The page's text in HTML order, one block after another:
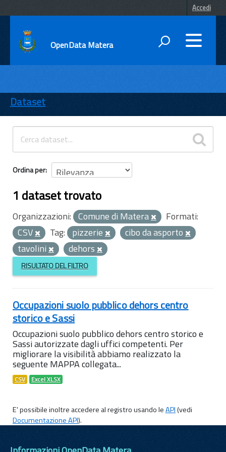
Accedi
OpenData Matera
ENTI
TEMI
INFORMAZIONI
Dataset
Ordina per
1 dataset trovato
Organizzazioni: Comune di Matera
Formati:
CSV
Tag: pizzerie
cibo da asporto
tavolini
dehors
RISULTATO DEL FILTRO
Occupazioni suolo pubblico dehors centro
storico e Sassi
Occupazioni suolo pubblico dehors centro storico e
Sassi autorizzate dagli uffici competenti. Per
migliorare la visibilità abbiamo realizzato la
seguente MAPPA collegata...
CSV Excel XLSX
E' possibile inoltre accedere al registro usando leAPI(vedi
Documentazione API).